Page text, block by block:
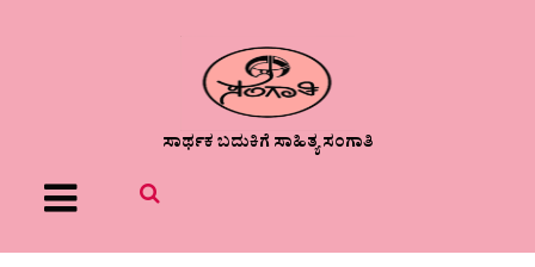
ಸಾರ್ಥಕ ಬದುಕಿಗೆ ಸಾಹಿತ್ಯ ಸಂಗಾತಿ
Menu